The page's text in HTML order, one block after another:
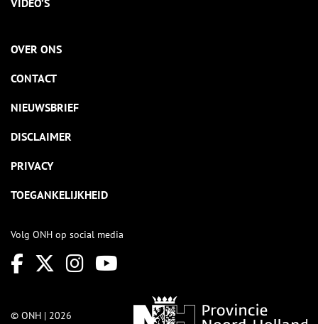
VIDEO’S
OVER ONS
CONTACT
NIEUWSBRIEF
DISCLAIMER
PRIVACY
TOEGANKELIJKHEID
Volg ONH op social media
© ONH | 2026